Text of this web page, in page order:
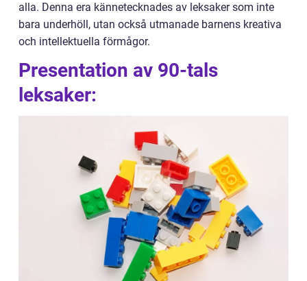
alla. Denna era kännetecknades av leksaker som inte
bara underhöll, utan också utmanade barnens kreativa
och intellektuella förmågor.
Presentation av 90-tals
leksaker: